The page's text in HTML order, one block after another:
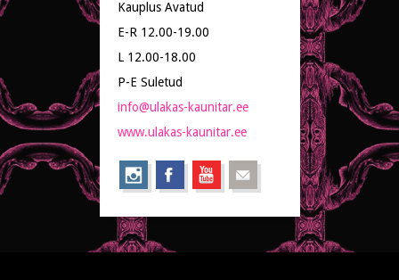
Kauplus Avatud
E-R 12.00-19.00
L 12.00-18.00
P-E Suletud
info@ulakas-kaunitar.ee
www.ulakas-kaunitar.ee